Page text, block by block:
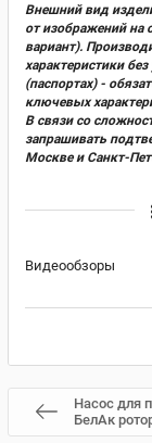
Внешний вид
от изображений на
вариант).
характеристики
(паспортах) -
ключевых
В связи со
запрашивать
Москве и Санкт-
Видеообзоры
Насос для
БелАк